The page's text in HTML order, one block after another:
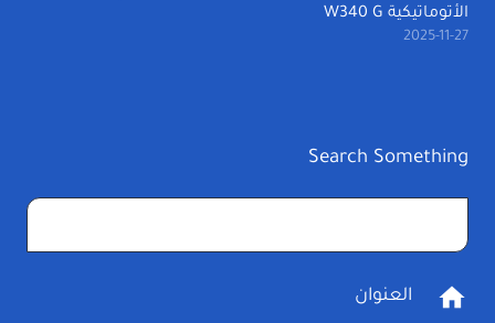
الأتوماتيكية W340 G
2025-11-27
Search Something
عن:
home العنوان